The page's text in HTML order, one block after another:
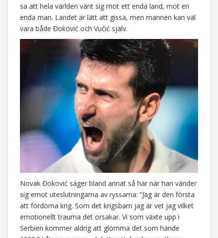
sa att hela världen vänt sig mot ett enda land, mot en
enda man. Landet är lätt att gissa, men mannen kan väl
vara både Đoković och Vučić själv.
Novak Đoković säger bland annat så här när han vänder
sig emot uteslutningarna av ryssarna: ”Jag är den första
att fördöma krig. Som det krigsbarn jag är vet jag vilket
emotionellt trauma det orsakar. Vi som växte upp i
Serbien kommer aldrig att glömma det som hände